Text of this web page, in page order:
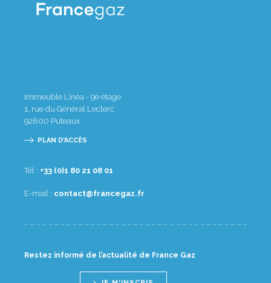
Immeuble Linéa - 9e étage
1, rue du Général Leclerc
92800 Puteaux
PLAN D'ACCÈS
Tél : 10 80 12 08 1(0) 33+
E-mail : rf.zagecnarf@tcatnoc
Restez informé de l’actualité de France Gaz